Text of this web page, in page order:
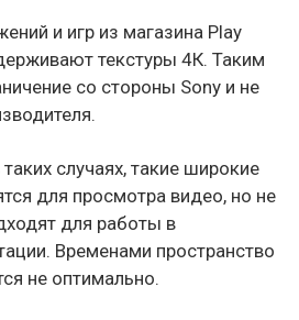
и игр из магазина Play
текстуры 4К. Таким
со стороны Sony и не
случаях, такие широкие
для просмотра видео, но не
для работы в
Временами пространство
не оптимально.